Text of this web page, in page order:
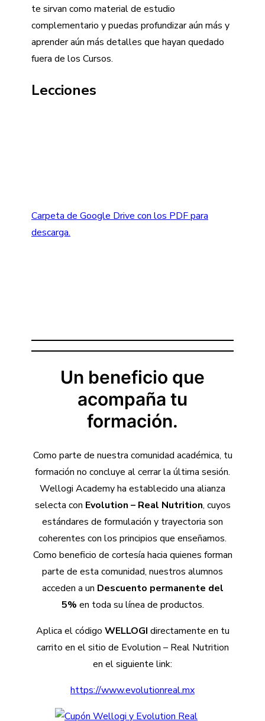
te sirvan como material de estudio
complementario y puedas profundizar aún más y
aprender aún más detalles que hayan quedado
fuera de los Cursos.
Lecciones
Carpeta de Google Drive con los PDF para
descarga.
Un beneficio que
acompaña tu
formación.
Como parte de nuestra comunidad académica, tu
formación no concluye al cerrar la última sesión.
Wellogi Academy ha establecido una alianza
selecta con Evolution – Real Nutrition, cuyos
estándares de formulación y trayectoria son
coherentes con los principios que enseñamos.
Como beneficio de cortesía hacia quienes forman
parte de esta comunidad, nuestros alumnos
acceden a un Descuento permanente del
5% en toda su línea de productos.
Aplica el código WELLOGI directamente en tu
carrito en el sitio de Evolution – Real Nutrition
en el siguiente link:
https://www.evolutionreal.mx